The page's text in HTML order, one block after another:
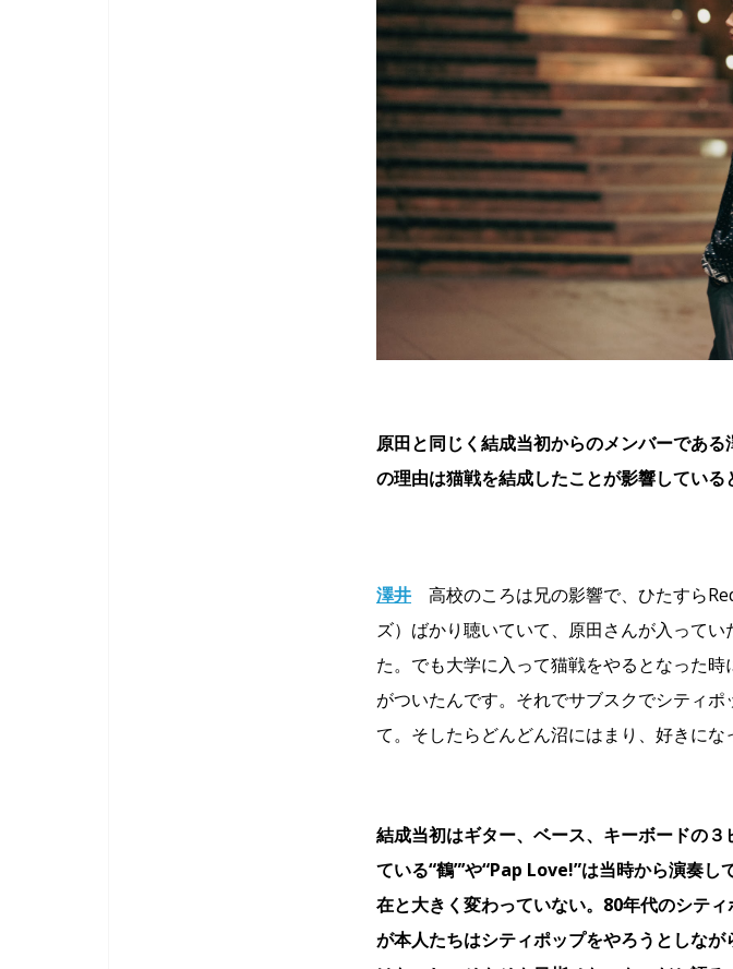
原田と同じく結成当初からのメンバーであ
の理由は猫戦を結成したことが影響している
澤井
高校のころは兄の影響で、ひたすら
ズ）ばかり聴いていて、原田さんが入って
た。でも大学に入って猫戦をやるとなった
がついたんです。それでサブスクでシティ
て。そしたらどんどん沼にはまり、好きにな
結成当初はギター、ベース、キーボードの
ている“鶴”’や“Pap Love!”は当時から演奏
在と大きく変わっていない。80年代のシテ
が本人たちはシティポップをやろうとしな